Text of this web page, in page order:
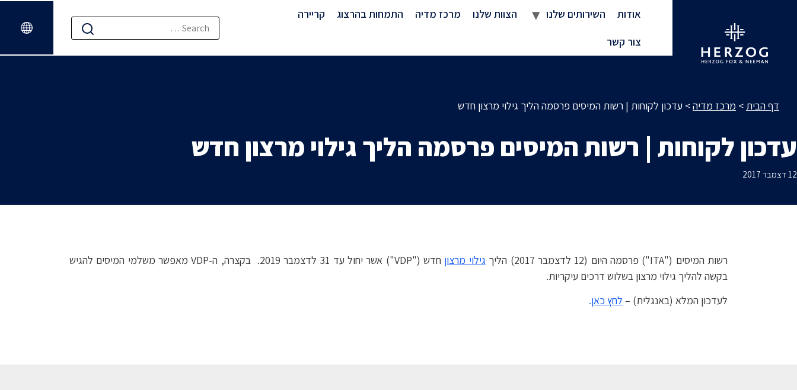
אודות השירותים שלנו הצוות שלנו מרכז מדיה התמחות בהרצוג קריירה
צור קשר
דף הבית > מרכז מדיה> עדכון לקוחות | רשות המיסים פרסמה הליך גילוי מרצון חדש
עדכון לקוחות | רשות המיסים פרסמה הליך גילוי מרצון חדש
12 דצמבר 2017
רשות המיסים ("ITA") פרסמה היום (12 לדצמבר 2017) הליך גילוי מרצון
חדש ("VDP") אשר יחול עד 31 לדצמבר 2019. בקצרה, ה-VDP מאפשר משלמי המיסים להגיש
בקשה להליך גילוי מרצון בשלוש דרכים עיקריות.
לעדכון המלא (באנגלית) – לחץ כאן.